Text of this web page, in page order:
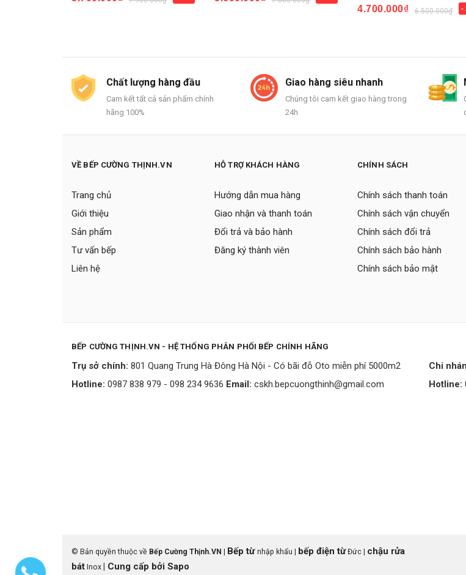
Mua ngay Mua ngay 4.700.000₫ 6.500.000₫ -
Mua ngay
Chất lượng hàng đầu
Cam kết tất cả sản phẩm chính
hãng 100%
Giao hàng siêu nhanh
Chúng tôi cam kết giao hàng trong
24h
VỀ BẾP CƯỜNG THỊNH.VN
Trang chủ
Giới thiệu
Sản phẩm
Tư vấn bếp
Liên hệ
HỖ TRỢ KHÁCH HÀNG
Hướng dẫn mua hàng
Giao nhận và thanh toán
Đổi trả và bảo hành
Đăng ký thành viên
CHÍNH SÁCH
Chính sách thanh toán
Chính sách vận chuyển
Chính sách đổi trả
Chính sách bảo hành
Chính sách bảo mật
BẾP CƯỜNG THỊNH.VN - HỆ THỐNG PHÂN PHỐI BẾP CHÍNH HÃNG
Trụ sở chính: 801 Quang Trung Hà Đông Hà Nội - Có bãi đỗ Oto miễn phí 5000m2
Hotline: 0987 838 979 - 098 234 9636 Email: cskh.bepcuongthinh@gmail.com
Chi
Hotline:
© Bản quyền thuộc về Bếp Cường Thịnh.VN Bếp từ nhập khẩu | bếp điện từĐức | chậu rửa
bát Inox | Cung cấp bởi Sapo